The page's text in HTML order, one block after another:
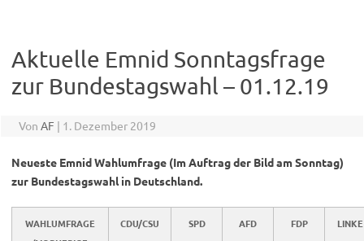
Aktuelle Emnid Sonntagsfrage
zur Bundestagswahl – 01.12.19
Von AF | 1. Dezember 2019
Neueste Emnid Wahlumfrage (Im Auftrag der Bild am Sonntag)
zur Bundestagswahl in Deutschland.
WAHLUMFRAGE
CDU/CSU SPD AFD FDP LINKE